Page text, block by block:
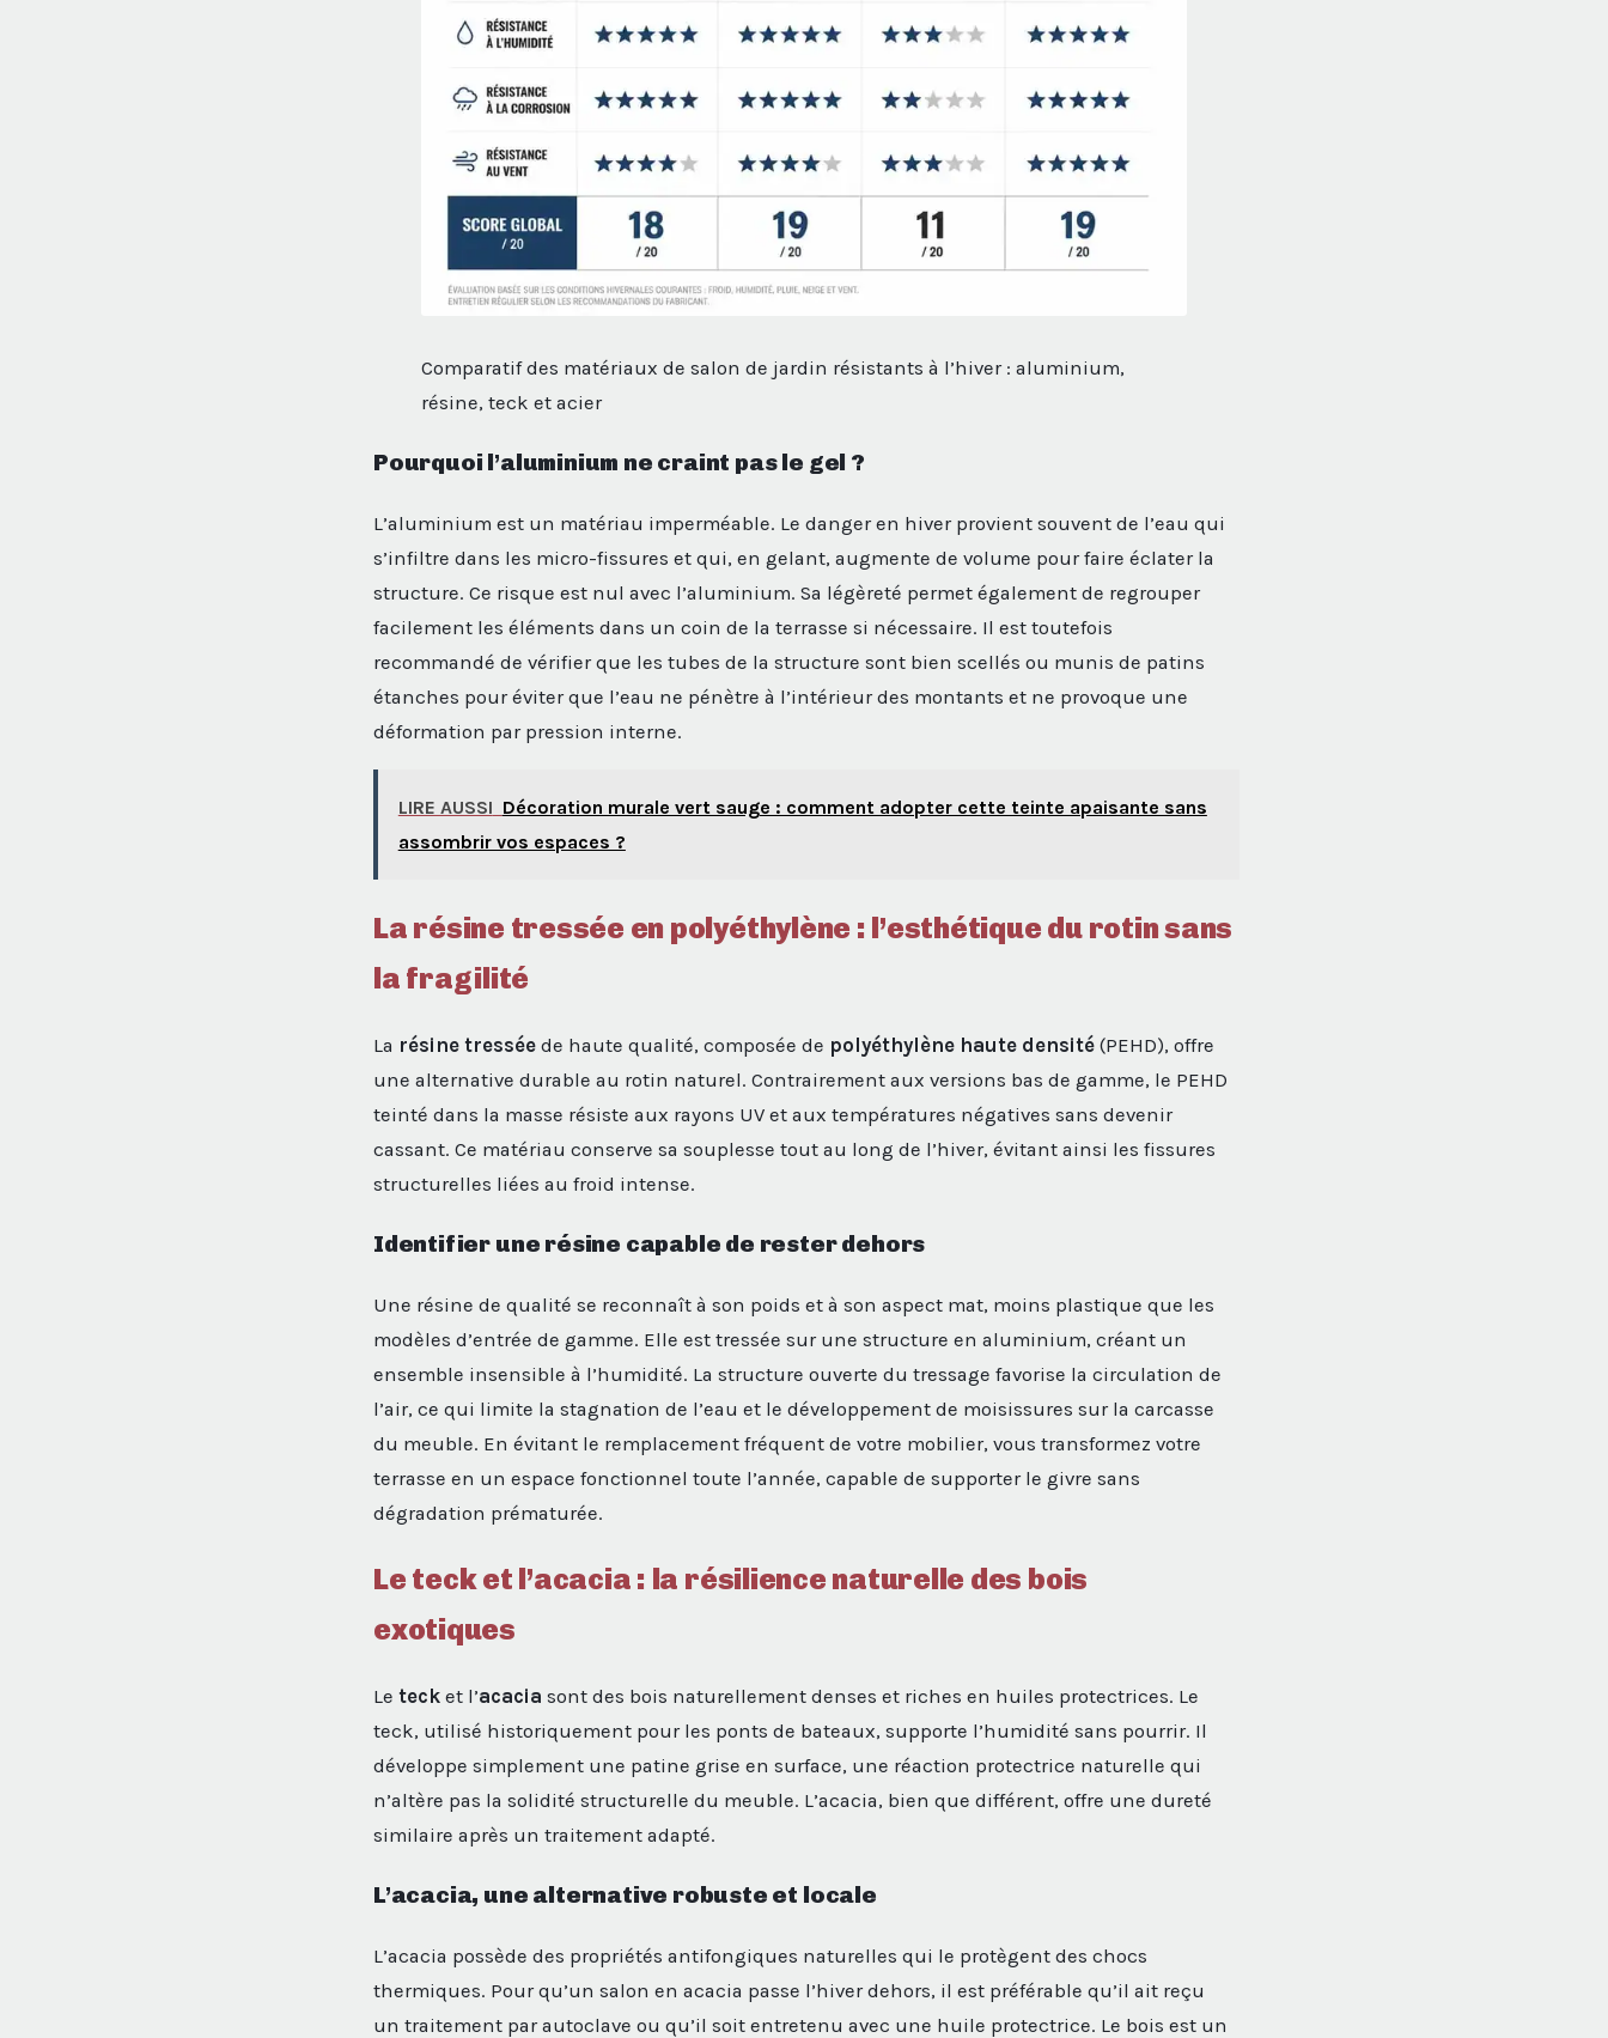
Comparatif des matériaux de salon de jardin résistants à l’hiver : aluminium,
résine, teck et acier
Pourquoi l’aluminium ne craint pas le gel ?
L’aluminium est un matériau imperméable. Le danger en hiver provient souvent de l’eau qui
s’infiltre dans les micro-fissures et qui, en gelant, augmente de volume pour faire éclater la
structure. Ce risque est nul avec l’aluminium. Sa légèreté permet également de regrouper
facilement les éléments dans un coin de la terrasse si nécessaire. Il est toutefois
recommandé de vérifier que les tubes de la structure sont bien scellés ou munis de patins
étanches pour éviter que l’eau ne pénètre à l’intérieur des montants et ne provoque une
déformation par pression interne.
LIRE AUSSI Décoration murale vert sauge : comment adopter cette teinte apaisante sans
assombrir vos espaces ?
La résine tressée en polyéthylène : l’esthétique du rotin sans
la fragilité
La résine tressée de haute qualité, composée de polyéthylène haute densité (PEHD), offre
une alternative durable au rotin naturel. Contrairement aux versions bas de gamme, le PEHD
teinté dans la masse résiste aux rayons UV et aux températures négatives sans devenir
cassant. Ce matériau conserve sa souplesse tout au long de l’hiver, évitant ainsi les fissures
structurelles liées au froid intense.
Identifier une résine capable de rester dehors
Une résine de qualité se reconnaît à son poids et à son aspect mat, moins plastique que les
modèles d’entrée de gamme. Elle est tressée sur une structure en aluminium, créant un
ensemble insensible à l’humidité. La structure ouverte du tressage favorise la circulation de
l’air, ce qui limite la stagnation de l’eau et le développement de moisissures sur la carcasse
du meuble. En évitant le remplacement fréquent de votre mobilier, vous transformez votre
terrasse en un espace fonctionnel toute l’année, capable de supporter le givre sans
dégradation prématurée.
Le teck et l’acacia : la résilience naturelle des bois
exotiques
Le teck et l’acacia sont des bois naturellement denses et riches en huiles protectrices. Le
teck, utilisé historiquement pour les ponts de bateaux, supporte l’humidité sans pourrir. Il
développe simplement une patine grise en surface, une réaction protectrice naturelle qui
n’altère pas la solidité structurelle du meuble. L’acacia, bien que différent, offre une dureté
similaire après un traitement adapté.
L’acacia, une alternative robuste et locale
L’acacia possède des propriétés antifongiques naturelles qui le protègent des chocs
thermiques. Pour qu’un salon en acacia passe l’hiver dehors, il est préférable qu’il ait reçu
un traitement par autoclave ou qu’il soit entretenu avec une huile protectrice. Le bois est un